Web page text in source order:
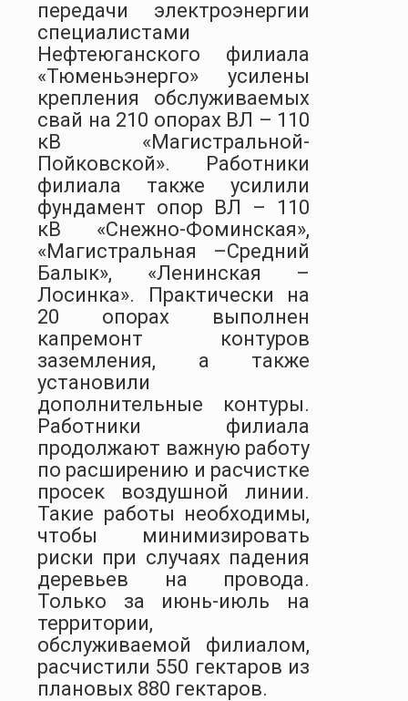
передачи электроэнергии
специалистами
Нефтеюганского филиала
«Тюменьэнерго» усилены
крепления обслуживаемых
свай на 210 опорах ВЛ – 110
кВ «Магистральной-
Пойковской». Работники
филиала также усилили
фундамент опор ВЛ – 110
кВ «Снежно-Фоминская»,
«Магистральная –Средний
Балык», «Ленинская –
Лосинка». Практически на
20 опорах выполнен
капремонт контуров
заземления, а также
установили
дополнительные контуры.
Работники филиала
продолжают важную работу
по расширению и расчистке
просек воздушной линии.
Такие работы необходимы,
чтобы минимизировать
риски при случаях падения
деревьев на провода.
Только за июнь-июль на
территории,
обслуживаемой филиалом,
расчистили 550 гектаров из
плановых 880 гектаров.